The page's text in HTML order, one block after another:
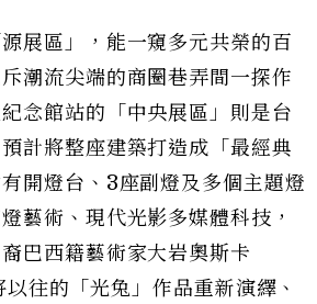
展區」，能一窺多元共榮的百
潮流尖端的商圈巷弄間一探作
念館站的「中央展區」則是台
計將整座建築打造成「最經典
開燈台、3座副燈及多個主題燈
藝術、現代光影多媒體科技，
巴西籍藝術家大岩奧斯卡
往的「光兔」作品重新演繹、